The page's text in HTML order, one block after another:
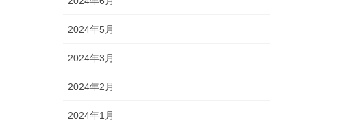
2024年5月
2024年3月
2024年2月
2024年1月